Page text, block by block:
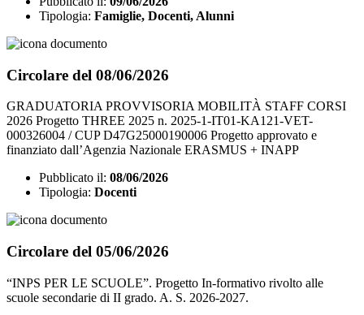
Tipologia: Famiglie, Docenti, Alunni
Circolare del 08/06/2026
GRADUATORIA PROVVISORIA MOBILITÀ STAFF CORSI
2026 Progetto THREE 2025 n. 2025-1-IT01-KA121-VET-
000326004 / CUP D47G25000190006 Progetto approvato e
finanziato dall’Agenzia Nazionale ERASMUS + INAPP
Pubblicato il: 08/06/2026
Tipologia: Docenti
Circolare del 05/06/2026
“INPS PER LE SCUOLE”. Progetto In-formativo rivolto alle
scuole secondarie di II grado. A. S. 2026-2027.